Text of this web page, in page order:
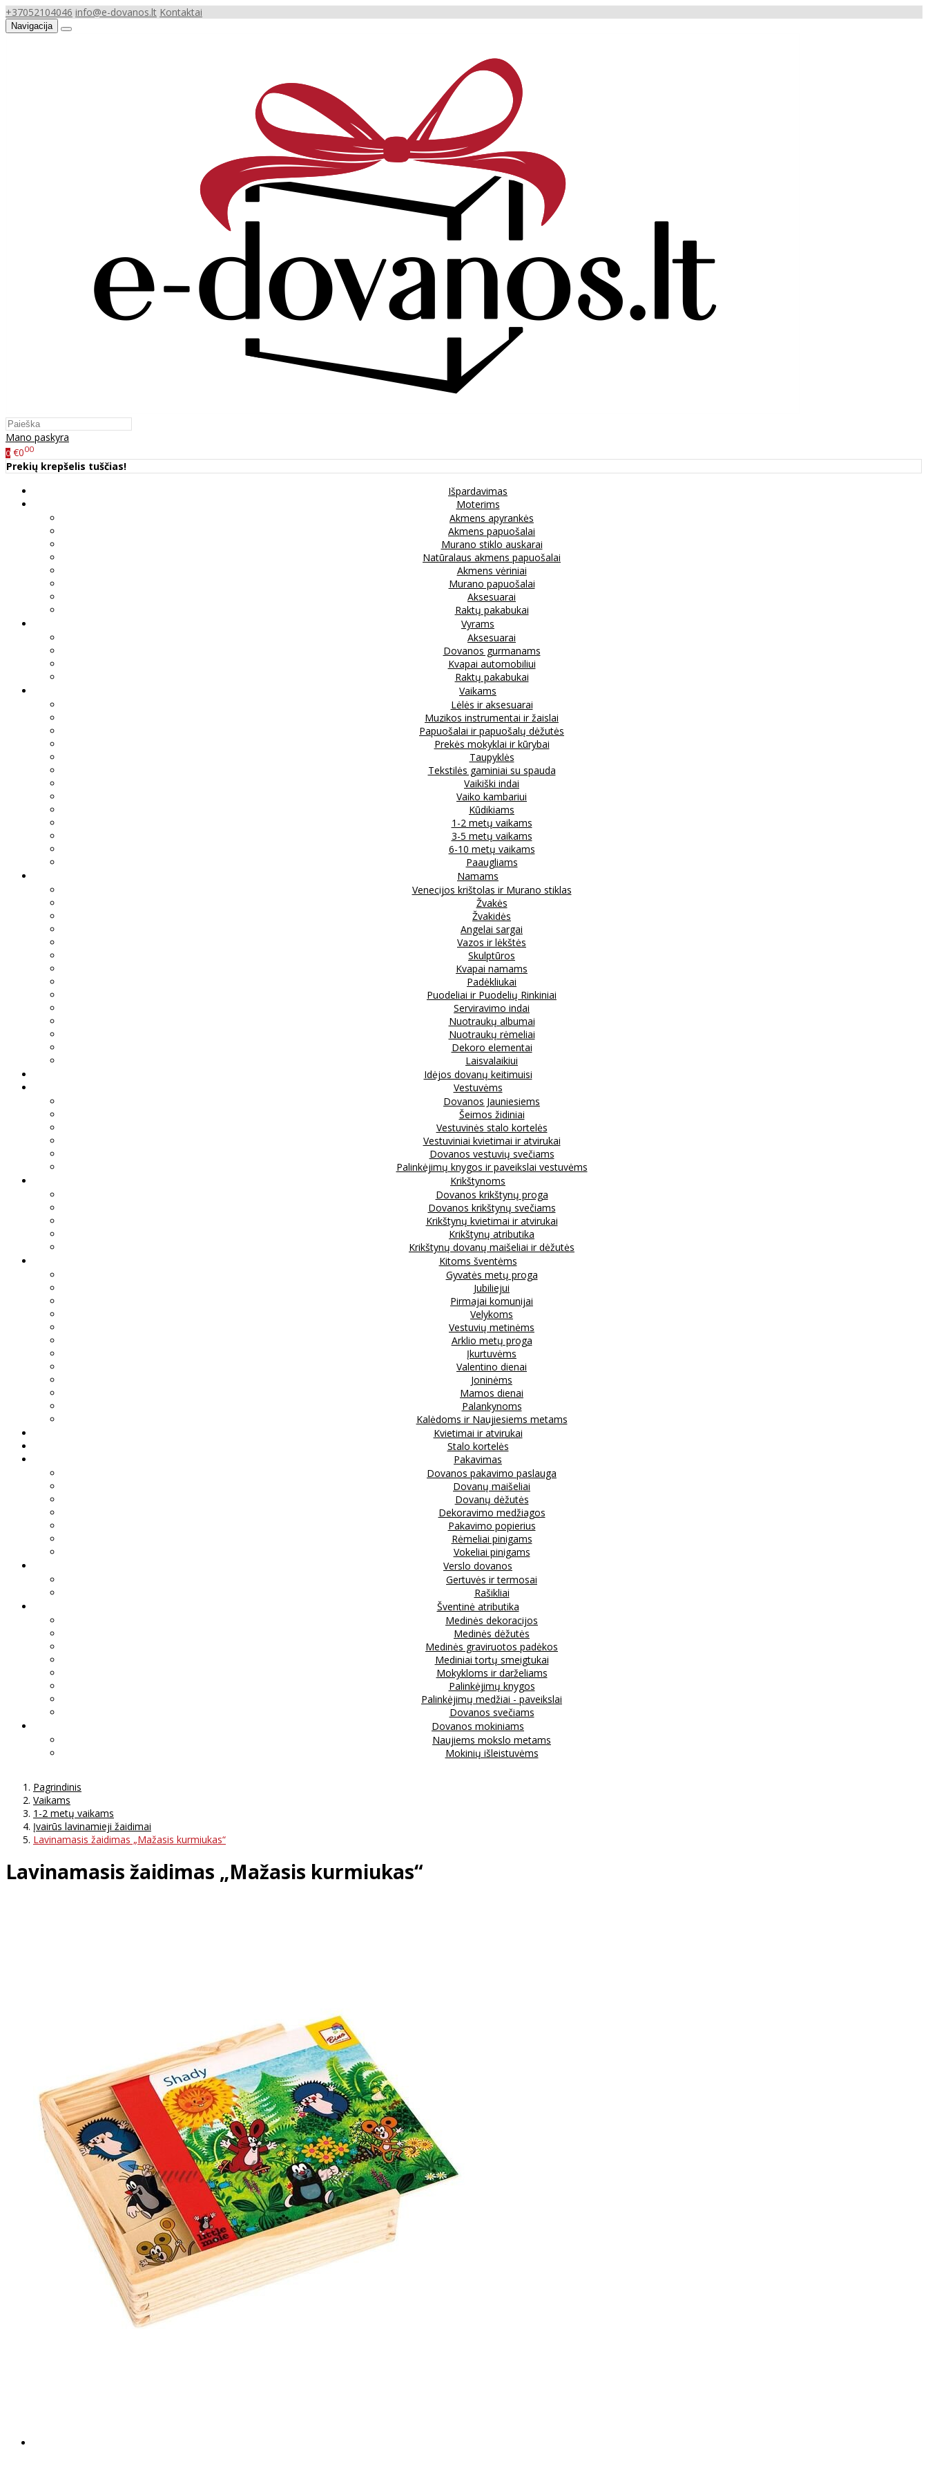
+37052104046 info@e-dovanos.lt Kontaktai
Navigacija
Mano paskyra
0 €000
Prekių krepšelis tuščias!
Išpardavimas
Moterims
Akmens apyrankės
Akmens papuošalai
Murano stiklo auskarai
Natūralaus akmens papuošalai
Akmens vėriniai
Murano papuošalai
Aksesuarai
Raktų pakabukai
Vyrams
Aksesuarai
Dovanos gurmanams
Kvapai automobiliui
Raktų pakabukai
Vaikams
Lėlės ir aksesuarai
Muzikos instrumentai ir žaislai
Papuošalai ir papuošalų dėžutės
Prekės mokyklai ir kūrybai
Taupyklės
Tekstilės gaminiai su spauda
Vaikiški indai
Vaiko kambariui
Kūdikiams
1-2 metų vaikams
3-5 metų vaikams
6-10 metų vaikams
Paaugliams
Namams
Venecijos krištolas ir Murano stiklas
Žvakės
Žvakidės
Angelai sargai
Vazos ir lėkštės
Skulptūros
Kvapai namams
Padėkliukai
Puodeliai ir Puodelių Rinkiniai
Serviravimo indai
Nuotraukų albumai
Nuotraukų rėmeliai
Dekoro elementai
Laisvalaikiui
Idėjos dovanų keitimuisi
Vestuvėms
Dovanos Jauniesiems
Šeimos židiniai
Vestuvinės stalo kortelės
Vestuviniai kvietimai ir atvirukai
Dovanos vestuvių svečiams
Palinkėjimų knygos ir paveikslai vestuvėms
Krikštynoms
Dovanos krikštynų proga
Dovanos krikštynų svečiams
Krikštynų kvietimai ir atvirukai
Krikštynų atributika
Krikštynų dovanų maišeliai ir dėžutės
Kitoms šventėms
Gyvatės metų proga
Jubiliejui
Pirmajai komunijai
Velykoms
Vestuvių metinėms
Arklio metų proga
Įkurtuvėms
Valentino dienai
Joninėms
Mamos dienai
Palankynoms
Kalėdoms ir Naujiesiems metams
Kvietimai ir atvirukai
Stalo kortelės
Pakavimas
Dovanos pakavimo paslauga
Dovanų maišeliai
Dovanų dėžutės
Dekoravimo medžiagos
Pakavimo popierius
Rėmeliai pinigams
Vokeliai pinigams
Verslo dovanos
Gertuvės ir termosai
Rašikliai
Šventinė atributika
Medinės dekoracijos
Medinės dėžutės
Medinės graviruotos padėkos
Mediniai tortų smeigtukai
Mokykloms ir darželiams
Palinkėjimų knygos
Palinkėjimų medžiai - paveikslai
Dovanos svečiams
Dovanos mokiniams
Naujiems mokslo metams
Mokinių išleistuvėms
Pagrindinis
Vaikams
1-2 metų vaikams
Įvairūs lavinamieji žaidimai
Lavinamasis žaidimas „Mažasis kurmiukas“
Lavinamasis žaidimas „Mažasis kurmiukas“